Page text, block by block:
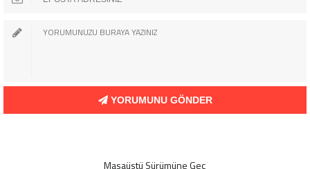
YORUMUNU GÖNDER
Masaüstü Sürümüne Geç